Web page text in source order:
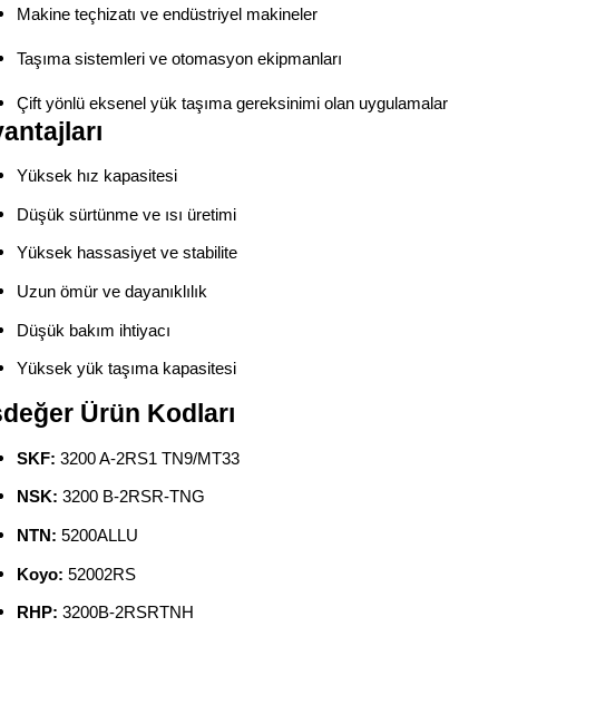
Makine teçhizatı ve endüstriyel makineler
Taşıma sistemleri ve otomasyon ekipmanları
Çift yönlü eksenel yük taşıma gereksinimi olan uygulamalar
Yüksek hız kapasitesi
Düşük sürtünme ve ısı üretimi
Yüksek hassasiyet ve stabilite
Uzun ömür ve dayanıklılık
Düşük bakım ihtiyacı
Yüksek yük taşıma kapasitesi
Ürün Kodları
SKF: 3200 A-2RS1 TN9/MT33
NSK: 3200 B-2RSR-TNG
NTN: 5200ALLU
Koyo: 52002RS
RHP: 3200B-2RSRTNH